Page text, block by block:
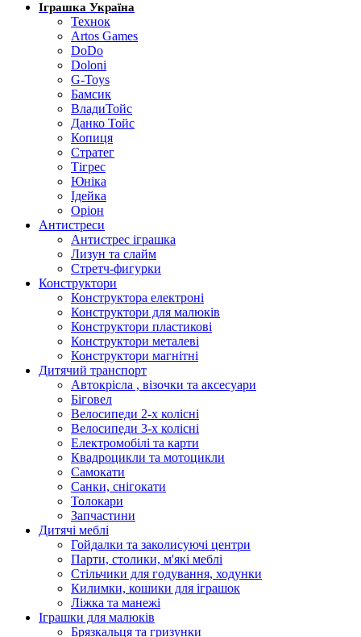
Іграшка Україна
Технок
Artos Games
DoDo
Doloni
G-Toys
Бамсик
ВладиТойс
Данко Тойс
Копиця
Стратег
Тігрес
Юніка
Ідейка
Оріон
Антистреси
Антистрес іграшка
Лизун та слайм
Стретч-фигурки
Конструктори
Конструктора електроні
Конструктори для малюків
Конструктори пластикові
Конструктори металеві
Конструктори магнітні
Дитячий транспорт
Автокрісла , візочки та аксесуари
Біговел
Велосипеди 2-х колісні
Велосипеди 3-х колісні
Електромобілі та карти
Квадроцикли та мотоцикли
Самокати
Санки, снігокати
Толокари
Запчастини
Дитячі меблі
Гойдалки та заколисуючі центри
Парти, столики, м'які меблі
Стільчики для годування, ходунки
Килимки, кошики для іграшок
Ліжка та манежі
Іграшки для малюків
Брязкальця та гризунки